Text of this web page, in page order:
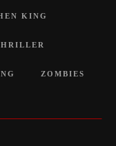
KING
ZOMBIES